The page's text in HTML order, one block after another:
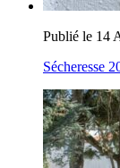
Publié le 14
Sécheresse